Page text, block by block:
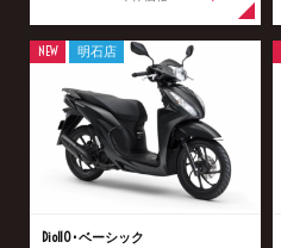
Dio110･ベーシック
NEW 明石店